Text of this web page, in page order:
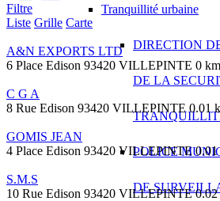
Tranquillité urbaine
DIRECTION
DE LA
POLICE
DE
Filtre
Liste Grille Carte
A&N EXPORTS LTD
6 Place Edison 93420 VILLEPINTE 0 km
C G A
8 Rue Edison 93420 VILLEPINTE 0.01
GOMIS JEAN
4 Place Edison 93420 VILLEPINTE
S.M.S
10 Rue Edison 93420 VILLEPINTE